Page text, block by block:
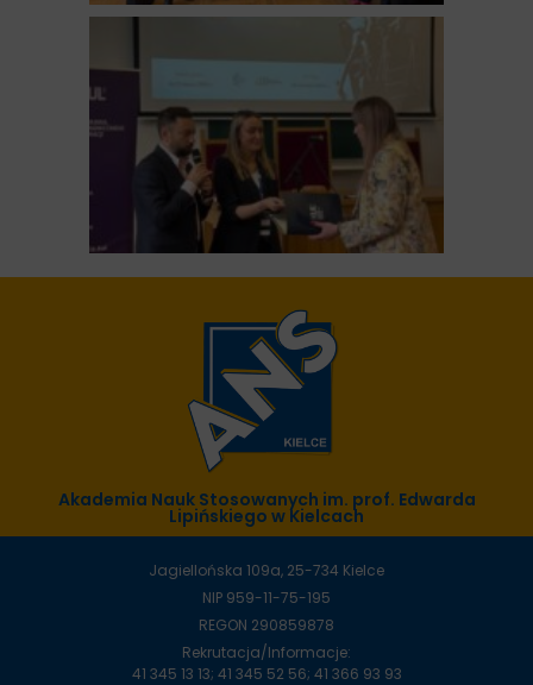
Akademia Nauk Stosowanych im. prof. Edwarda
Lipińskiego w Kielcach
Jagiellońska 109a, 25-734 Kielce
NIP 959-11-75-195
REGON 290859878
Rekrutacja/Informacje:
41 345 13 13; 41 345 52 56; 41 366 93 93